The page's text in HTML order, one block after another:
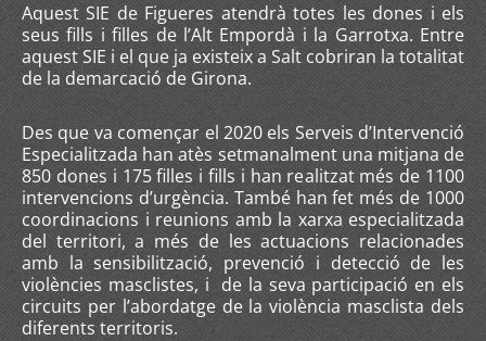
Aquest SIE de Figueres atendrà totes les dones i els
seus fills i filles de l’Alt Empordà i la Garrotxa. Entre
aquest SIE i el que ja existeix a Salt cobriran la totalitat
de la demarcació de Girona.
Des que va començar el 2020 els Serveis d’Intervenció
Especialitzada han atès setmanalment una mitjana de
850 dones i 175 filles i fills i han realitzat més de 1100
intervencions d’urgència. També han fet més de 1000
coordinacions i reunions amb la xarxa especialitzada
del territori, a més de les actuacions relacionades
amb la sensibilització, prevenció i detecció de les
violències masclistes, i de la seva participació en els
circuits per l’abordatge de la violència masclista dels
diferents territoris.